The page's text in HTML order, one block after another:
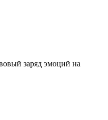
заряд эмоций на